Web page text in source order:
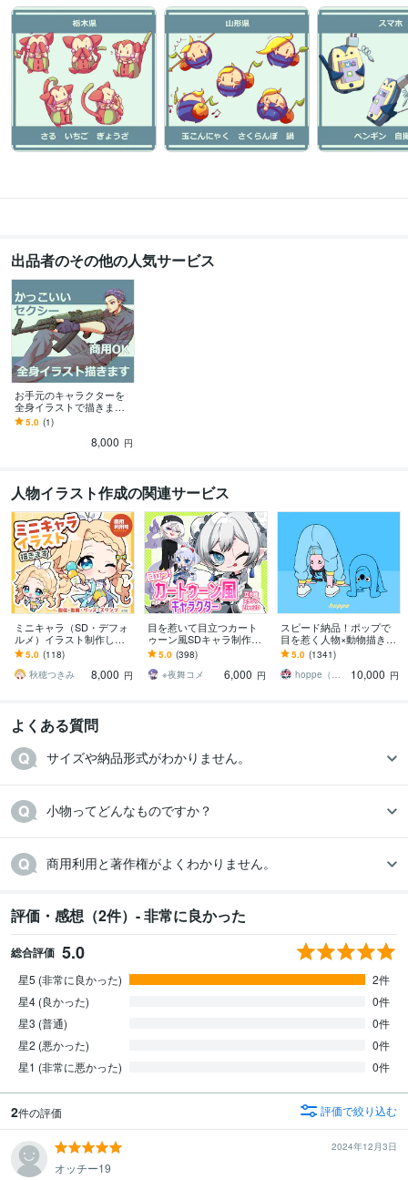
出品者のその他の人気サービス
お手元のキャラクターを
全身イラストで描きます
武器・アクションポーズ
対応！商用利用OK！
5.0 (1)
8,000 円
人物イラスト作成の関連サービス
ミニキャラ（SD・デフォ
ルメ）イラスト制作しま
す ◆商用利用可！配信・
動画・グッズ・スタンプ
などに
5.0 (118)
秋穂つきみ
8,000 円
目を惹いて目立つカート
ゥーン風SDキャラ制作し
ます 【商用可】頭身3種
類！立ち絵以外にも幅広
く対応します！
5.0 (398)
※夜舞コメ
6,000 円
スピード納品！ポップで
目を惹く人物×動物描きま
す 挿絵・動画・グッズな
ど鮮やかな配色で個性を
出したい方へ
5.0 (1341)
hoppe（ほっぺ）
10,000 円
よくある質問
サイズや納品形式がわかりません。
小物ってどんなものですか？
商用利用と著作権がよくわかりません。
評価・感想（2件）- 非常に良かった
総合評価 5.0
星5 (非常に良かった)
2件
星4 (良かった)
0件
星3 (普通)
0件
星2 (悪かった)
0件
星1 (非常に悪かった)
0件
2件の評価 評価で絞り込む
2024年12月3日
オッチー19